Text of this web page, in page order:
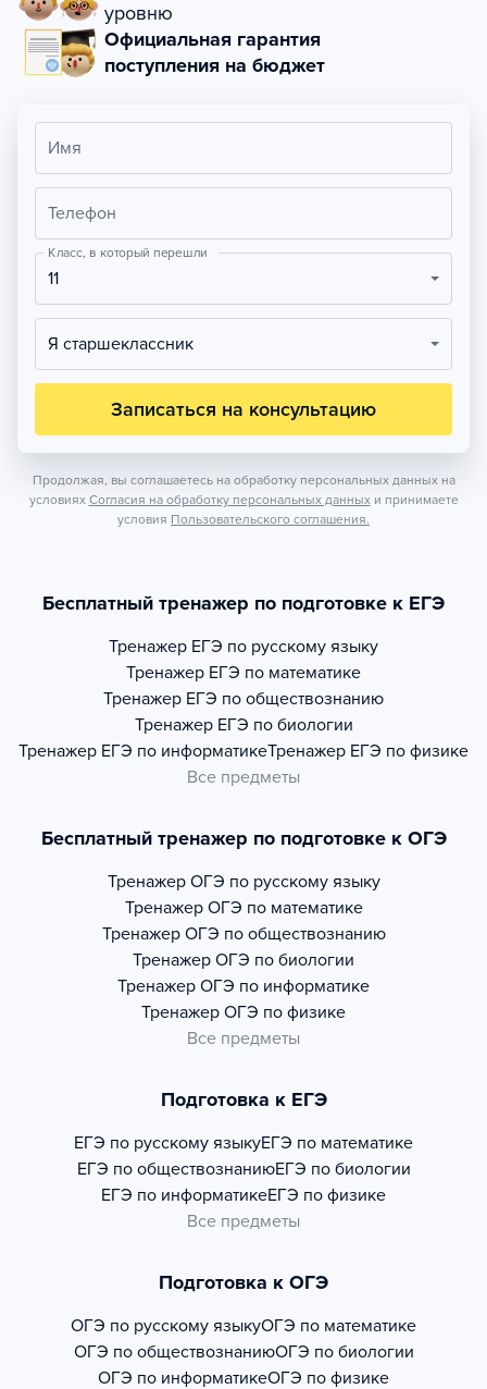
уровню
Официальная гарантия
поступления на бюджет
Имя
Телефон
Класс, в который перешли
11
Я старшеклассник
Записаться на консультацию
Продолжая, вы соглашаетесь на обработку персональных данных на
условиях Согласия на обработку персональных данных и принимаете
условия Пользовательского соглашения.
Бесплатный тренажер по подготовке к ЕГЭ
Тренажер ЕГЭ по русскому языку
Тренажер ЕГЭ по математике
Тренажер ЕГЭ по обществознанию
Тренажер ЕГЭ по биологии
Тренажер ЕГЭ по информатикеТренажер ЕГЭ по физике
Все предметы
Бесплатный тренажер по подготовке к ОГЭ
Тренажер ОГЭ по русскому языку
Тренажер ОГЭ по математике
Тренажер ОГЭ по обществознанию
Тренажер ОГЭ по биологии
Тренажер ОГЭ по информатике
Тренажер ОГЭ по физике
Все предметы
Подготовка к ЕГЭ
ЕГЭ по русскому языкуЕГЭ по математике
ЕГЭ по обществознаниюЕГЭ по биологии
ЕГЭ по информатикеЕГЭ по физике
Все предметы
Подготовка к ОГЭ
ОГЭ по русскому языкуОГЭ по математике
ОГЭ по обществознаниюОГЭ по биологии
ОГЭ по информатикеОГЭ по физике